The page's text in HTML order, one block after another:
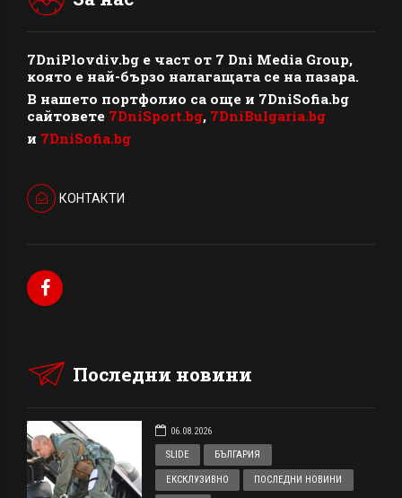
7DniPlovdiv.bg e част от 7 Dni Media Group,
която е най-бързо налагащата се на пазара.
В нашето портфолио са още и 7DniSofia.bg
сайтовете 7DniSport.bg, 7DniBulgaria.bg
и 7DniSofia.bg
КОНТАКТИ
Последни новини
06.08.2026
SLIDE
БЪЛГАРИЯ
ЕКСКЛУЗИВНО ПОСЛЕДНИ НОВИНИ